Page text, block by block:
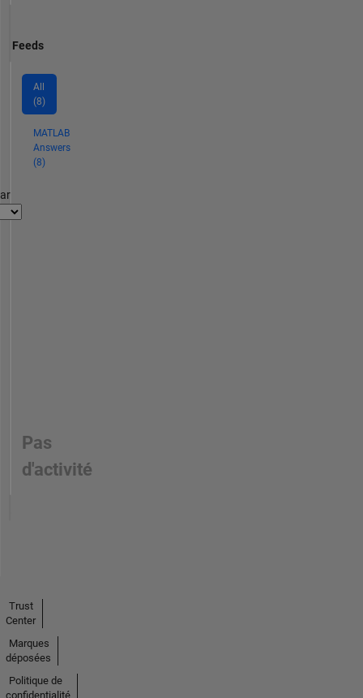
Feeds
All
(8)
MATLAB
Answers
(8)
Pas
d'activité
Trust
Center
Marques
déposées
Politique de
confidentialité